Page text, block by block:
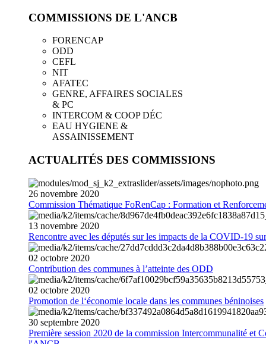
COMMISSIONS DE L'ANCB
FORENCAP
ODD
CEFL
NIT
AFATEC
GENRE, AFFAIRES SOCIALES
& PC
INTERCOM & COOP DÉC
EAU HYGIENE &
ASSAINISSEMENT
ACTUALITÉS DES COMMISSIONS
26 novembre 2020
Commission Thématique FoRenCap : Formation et
13 novembre 2020
Rencontre avec les députés sur les impacts de la COVID-19
02 octobre 2020
Contribution des communes à l’atteinte des ODD
02 octobre 2020
Promotion de l‘économie locale dans les communes béninoises
30 septembre 2020
Première session 2020 de la commission Intercommunalité et